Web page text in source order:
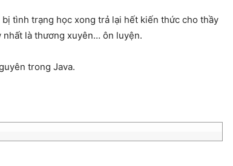
tình trạng học xong trả lại hết kiến thức cho thầy
nhất là thương xuyên… ôn luyện.
trong Java.